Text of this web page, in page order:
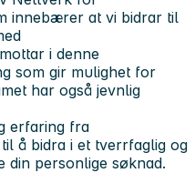
innebærer at vi bidrar til
i denne
som gir mulighet for
har også jevnlig
erfaring fra
å bidra i et tverrfaglig og
din personlige søknad.